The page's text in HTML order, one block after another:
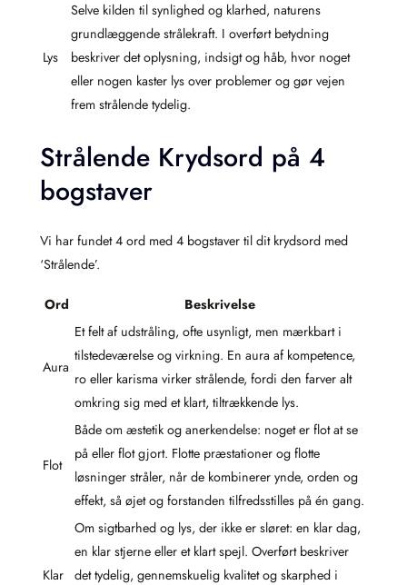
Lys
Selve kilden til synlighed og klarhed, naturens
grundlæggende strålekraft. I overført betydning
beskriver det oplysning, indsigt og håb, hvor noget
eller nogen kaster lys over problemer og gør vejen
frem strålende tydelig.
Strålende Krydsord på 4
bogstaver
Vi har fundet 4 ord med 4 bogstaver til dit krydsord med
‘Strålende’.
Ord Beskrivelse
Aura
Et felt af udstråling, ofte usynligt, men mærkbart i
tilstedeværelse og virkning. En aura af kompetence,
ro eller karisma virker strålende, fordi den farver alt
omkring sig med et klart, tiltrækkende lys.
Flot
Både om æstetik og anerkendelse: noget er flot at se
på eller flot gjort. Flotte præstationer og flotte
løsninger stråler, når de kombinerer ynde, orden og
effekt, så øjet og forstanden tilfredsstilles på én gang.
Klar
Om sigtbarhed og lys, der ikke er sløret: en klar dag,
en klar stjerne eller et klart spejl. Overført beskriver
det tydelig, gennemskuelig kvalitet og skarphed i